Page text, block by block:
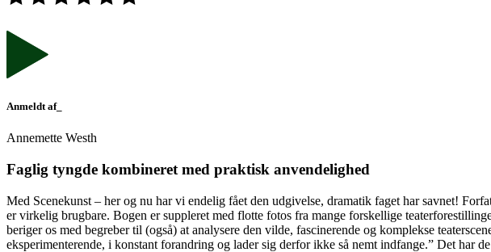
Anmeldt af_
Annemette Westh
Faglig tyngde kombineret med praktisk anvendelighed
Med Scenekunst – her og nu har vi endelig fået den udgivelse, dramatik faget har savnet!
er virkelig brugbare. Bogen er suppleret med flotte fotos fra mange forskellige
beriger os med begreber til (også) at analysere den vilde, fascinerende og komplekse
eksperimenterende, i konstant forandring og lader sig derfor ikke så nemt indfange.” Det har